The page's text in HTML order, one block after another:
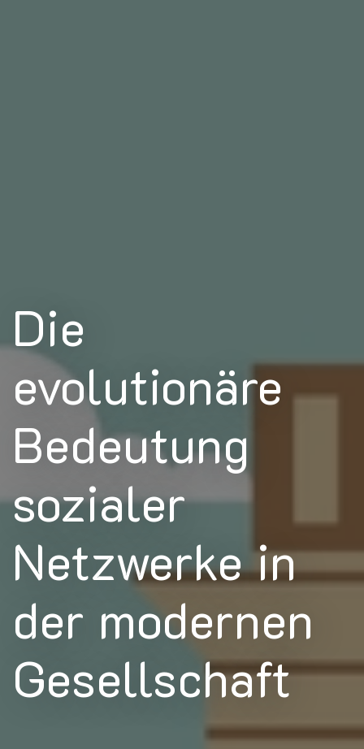
Die
evolutionäre
Bedeutung
sozialer
Netzwerke in
der modernen
Gesellschaft